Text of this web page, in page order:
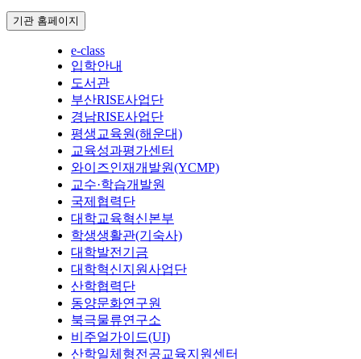
기관 홈페이지
e-class
입학안내
도서관
부산RISE사업단
경남RISE사업단
평생교육원(해운대)
교육성과평가센터
와이즈인재개발원(YCMP)
교수·학습개발원
국제협력단
대학교육혁신본부
학생생활관(기숙사)
대학발전기금
대학혁신지원사업단
산학협력단
동양문화연구원
북극물류연구소
비주얼가이드(UI)
산학일체형전공교육지원센터